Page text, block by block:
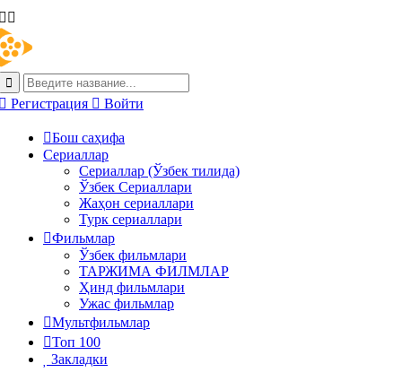
Регистрация Войти
Бош саҳифа
Сериаллар
Сериаллар (Ўзбек тилида)
Ўзбек Сериаллари
Жаҳон сериаллари
Турк сериаллари
Фильмлар
Ўзбек фильмлари
ТАРЖИМА ФИЛМЛАР
Ҳинд фильмлари
Ужас фильмлар
Мультфильмлар
Топ 100
Закладки